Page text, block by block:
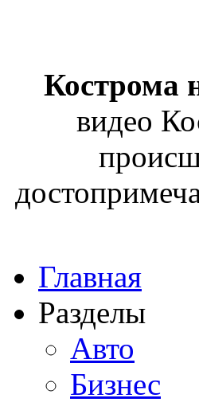
Кострома
видео
Главная
Разделы
Авто
Бизнес